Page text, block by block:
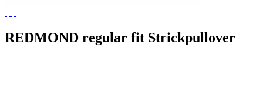
REDMOND regular fit Strickpullover